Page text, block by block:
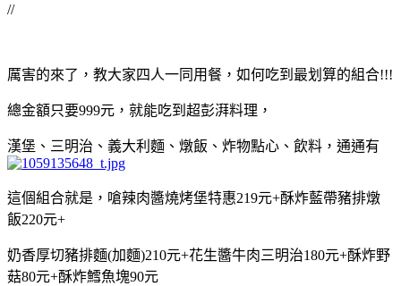
//
厲害的來了，教大家四人一同用餐，如何吃到最划算的組合!!!
總金額只要999元，就能吃到超彭湃料理，
漢堡、三明治、義大利麵、燉飯、炸物點心、飲料，通通有
這個組合就是，嗆辣肉醬燒烤堡特惠219元+酥炸藍帶豬排燉
飯220元+
奶香厚切豬排麵(加麵)210元+花生醬牛肉三明治180元+酥炸野
菇80元+酥炸鱈魚塊90元